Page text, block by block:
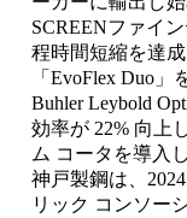
SCREENファイ
程時間短縮を達
「EvoFlex Duo」
Buhler Leybold
効率が 22% 向上
ム コータを導入
神戸製鋼は、
リック コンソー